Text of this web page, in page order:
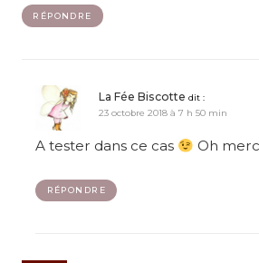
RÉPONDRE
La Fée Biscotte dit :
23 octobre 2018 à 7 h 50 min
A tester dans ce cas Oh
RÉPONDRE